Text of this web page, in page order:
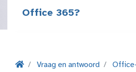
Office 365?
Vraag en antwoord